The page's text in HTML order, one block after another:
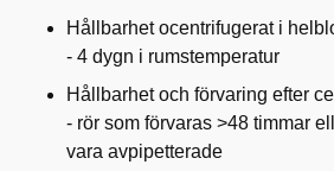
Hållbarhet ocentrifugerat i
- 4 dygn i rumstemperatur
Hållbarhet och förvaring efter
- rör som förvaras >48 timmar
vara avpipetterade